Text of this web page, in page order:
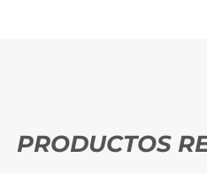
PRODUCTOS